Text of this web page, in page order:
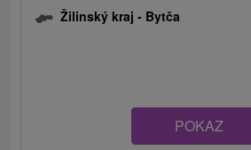
Žilinský kraj - Bytča
POKAZ